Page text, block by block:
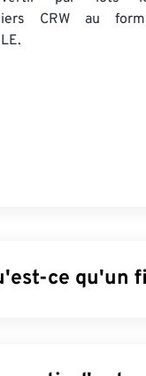
CRW au
ce qu'un
plus récents